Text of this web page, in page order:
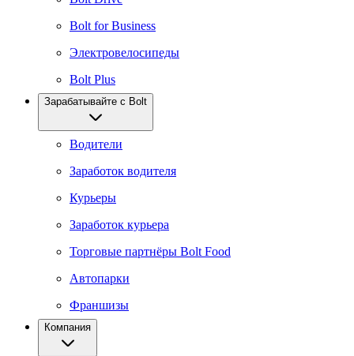
Bolt for Business
Электровелосипеды
Bolt Plus
Зарабатывайте с Bolt
Водители
Заработок водителя
Курьеры
Заработок курьера
Торговые партнёры Bolt Food
Автопарки
Франшизы
Компания